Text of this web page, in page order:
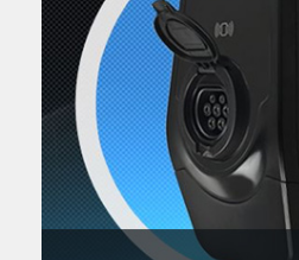
Impressum
Igor Kreč - UmPaDrum
Igor Kukec Brmbi
Slaven Gajdek
MTC - Moto Tour Croatia
Moto putopisi
Vikend vožnje
Zanimljivost